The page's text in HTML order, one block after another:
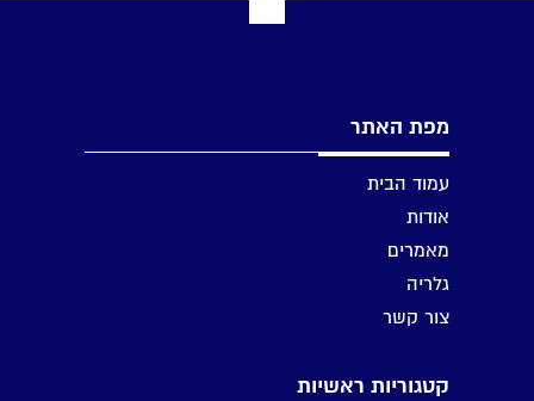
מפת האתר
עמוד הבית
אודות
מאמרים
גלריה
צור קשר
קטגוריות ראשיות